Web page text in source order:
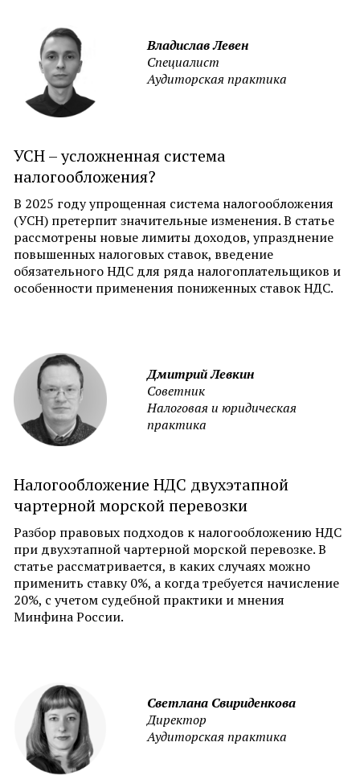
Владислав Левен
Специалист
Аудиторская практика
УСН – усложненная система
налогообложения?
В 2025 году упрощенная система налогообложения
(УСН) претерпит значительные изменения. В статье
рассмотрены новые лимиты доходов, упразднение
повышенных налоговых ставок, введение
обязательного НДС для ряда налогоплательщиков и
особенности применения пониженных ставок НДС.
Дмитрий Левкин
Советник
Налоговая и юридическая
практика
Налогообложение НДС двухэтапной
чартерной морской перевозки
Разбор правовых подходов к налогообложению НДС
при двухэтапной чартерной морской перевозке. В
статье рассматривается, в каких случаях можно
применить ставку 0%, а когда требуется начисление
20%, с учетом судебной практики и мнения
Минфина России.
Светлана Свириденкова
Директор
Аудиторская практика